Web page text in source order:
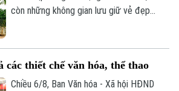
nhưng là nơi đam mê được nuôi dưỡng
còn những không gian lưu giữ vẻ đẹp
điểm dừng chân để người dân và du
khách tìm về sự bình yên giữa phố
các thiết chế văn hóa, thể thao
Chiều 6/8, Ban Văn hóa - Xã hội HĐND